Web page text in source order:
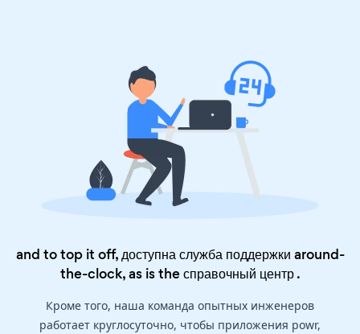
and to top it off, доступна служба поддержки around-
the-clock, as is theсправочный центр.
Кроме того, наша команда опытных инженеров
работает круглосуточно, чтобы приложения powr,